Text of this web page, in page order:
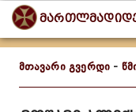
მთავარი გვერდი -